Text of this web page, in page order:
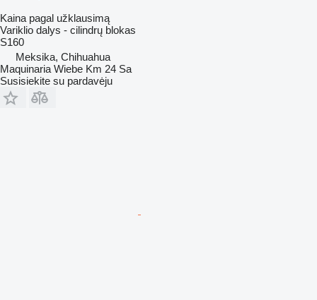
Kaina pagal užklausimą
Variklio dalys - cilindrų blokas
S160
Meksika, Chihuahua
Maquinaria Wiebe Km 24 Sa
Susisiekite su pardavėju